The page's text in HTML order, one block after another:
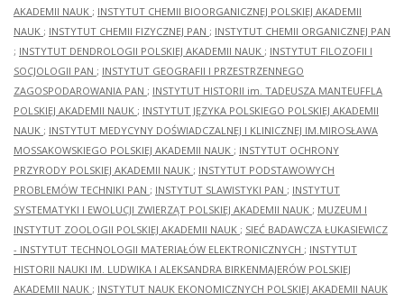
AKADEMII NAUK ; INSTYTUT CHEMII BIOORGANICZNEJ POLSKIEJ AKADEMII
NAUK ; INSTYTUT CHEMII FIZYCZNEJ PAN ; INSTYTUT CHEMII ORGANICZNEJ PAN
; INSTYTUT DENDROLOGII POLSKIEJ AKADEMII NAUK ; INSTYTUT FILOZOFII I
SOCJOLOGII PAN ; INSTYTUT GEOGRAFII I PRZESTRZENNEGO
ZAGOSPODAROWANIA PAN ; INSTYTUT HISTORII im. TADEUSZA MANTEUFFLA
POLSKIEJ AKADEMII NAUK ; INSTYTUT JĘZYKA POLSKIEGO POLSKIEJ AKADEMII
NAUK ; INSTYTUT MEDYCYNY DOŚWIADCZALNEJ I KLINICZNEJ IM.MIROSŁAWA
MOSSAKOWSKIEGO POLSKIEJ AKADEMII NAUK ; INSTYTUT OCHRONY
PRZYRODY POLSKIEJ AKADEMII NAUK ; INSTYTUT PODSTAWOWYCH
PROBLEMÓW TECHNIKI PAN ; INSTYTUT SLAWISTYKI PAN ; INSTYTUT
SYSTEMATYKI I EWOLUCJI ZWIERZĄT POLSKIEJ AKADEMII NAUK ; MUZEUM I
INSTYTUT ZOOLOGII POLSKIEJ AKADEMII NAUK ; SIEĆ BADAWCZA ŁUKASIEWICZ
- INSTYTUT TECHNOLOGII MATERIAŁÓW ELEKTRONICZNYCH ; INSTYTUT
HISTORII NAUKI IM. LUDWIKA I ALEKSANDRA BIRKENMAJERÓW POLSKIEJ
AKADEMII NAUK ; INSTYTUT NAUK EKONOMICZNYCH POLSKIEJ AKADEMII NAUK